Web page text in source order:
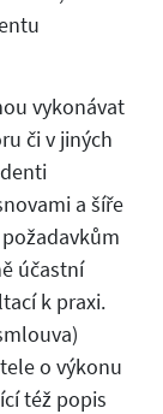
vykonávat
či v jiných
a šíře
účastní
k praxi.
o výkonu
též popis